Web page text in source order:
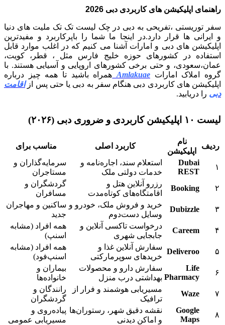
راهنمای اپلیکیشن های کاربردی دبی 2026
سفر توریستی ،تفریحی به دبی در چک لیست تک تک ملیت های دنیا
و ایرانی ها قرار دارد.در اینجا ما شما را باپرکاربرد و مفیدترین
اپلیکیشن های دبی و امارات آشنا می کنیم که در اغلب موارد قابل
استفاده در کشورهای حوزه خلیج فارس مثل ، قطر، کویت،
عمان،سعودی، و حتی برخی کشورهای اروپایی و آسیایی هستند. با
گروه املاک امارات Amlakuae همراه باشید تا همه چیز درباره
اپلیکیشن های کاربردی دبی هنگام سفر به دبی یا حتی پس ازاقامت
دبی را دریابید.
لیست ۱۰ اپلیکیشن کاربردی و ضروری دبی (۲۰۲۶)
ردیف
نام
اپلیکیشن
کاربرد اصلی مناسب برای
۱
Dubai
REST
استعلام سند، اجاره‌نامه و
خدمات دولتی ملک
سرمایه‌گذاران و
مستاجران
۲
Booking
رزرو آنلاین هتل و
اقامتگاه‌های کوتاه‌مدت
گردشگران و
مسافران
۳
Dubizzle
خرید و فروش ملک، خودرو و
وسایل دست‌دوم
ساکنین و مهاجران
جدید
۴
Careem
درخواست تاکسی آنلاین و
جابجایی شهری
همه افراد (مشابه
اسنپ)
۵
Deliveroo
سفارش آنلاین غذا و
خریدهای سوپرمارکتی
همه افراد (مشابه
اسنپ‌فود)
۶
Life
Pharmacy
سفارش دارو و محصولات
بهداشتی درب منزل
بیماران و
خانواده‌ها
۷
Waze
مسیریابی هوشمند و فرار از
ترافیک
رانندگان و
گردشگران
۸
Google
Maps
نقشه دقیق شهر، رستوران‌ها
و اماکن دیدنی
پیاده‌روی و
مسیریابی عمومی